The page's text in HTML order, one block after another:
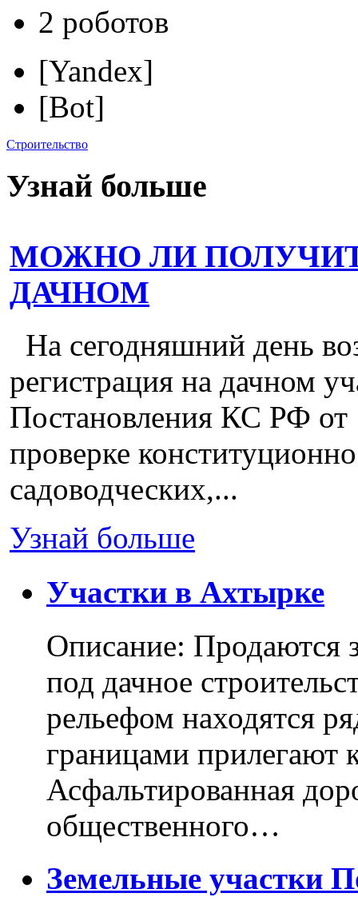
2 роботов
[Yandex]
[Bot]
Строительство
Узнай больше
МОЖНО ЛИ
ДАЧНОМ
На сегодняшний день
регистрация на дачном
Постановления КС РФ
проверке
садоводческих,...
Узнай больше
Участки в Ахтырке
Описание: Продаются
под дачное
рельефом находятся
границами прилегают
Асфальтированная
общественного…
Земельные участки